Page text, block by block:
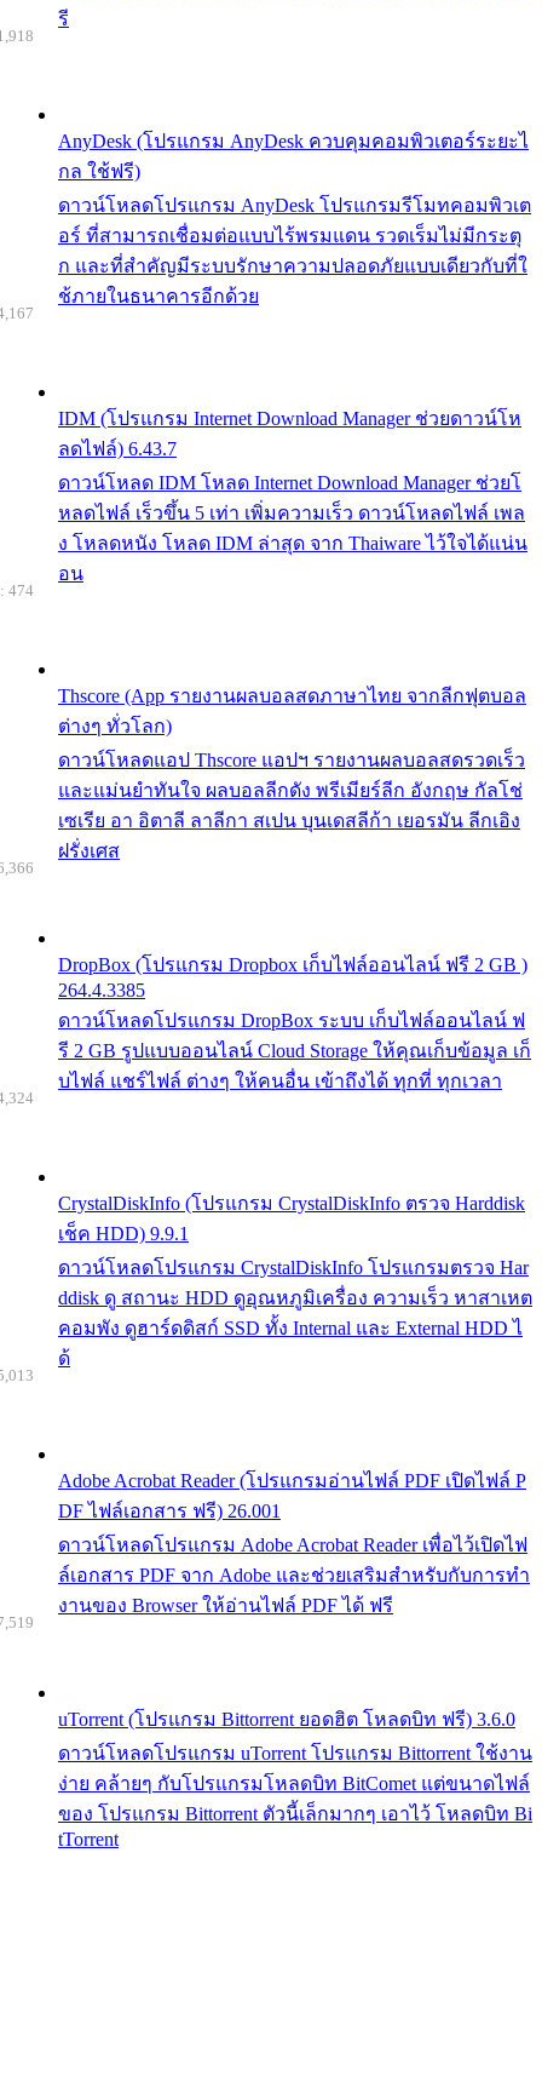
รี
AnyDesk (โปรแกรม AnyDesk ควบคุมคอมพิวเตอร์ระยะไ
กล ใช้ฟรี)
ดาวน์โหลดโปรแกรม AnyDesk โปรแกรมรีโมทคอมพิวเต
อร์ ที่สามารถเชื่อมต่อแบบไร้พรมแดน รวดเร็มไม่มีกระตุ
ก และที่สำคัญมีระบบรักษาความปลอดภัยแบบเดียวกับที่ใ
ช้ภายในธนาคารอีกด้วย
IDM (โปรแกรม Internet Download Manager ช่วยดาวน์โห
ลดไฟล์) 6.43.7
ดาวน์โหลด IDM โหลด Internet Download Manager ช่วยโ
หลดไฟล์ เร็วขึ้น 5 เท่า เพิ่มความเร็ว ดาวน์โหลดไฟล์ เพล
ง โหลดหนัง โหลด IDM ล่าสุด จาก Thaiware ไว้ใจได้แน่น
อน
Thscore (App รายงานผลบอลสดภาษาไทย จากลีกฟุตบอล
ต่างๆ ทั่วโลก)
ดาวน์โหลดแอป Thscore แอปฯ รายงานผลบอลสดรวดเร็ว
และแม่นยำทันใจ ผลบอลลีกดัง พรีเมียร์ลีก อังกฤษ กัลโช่
เซเรีย อา อิตาลี ลาลีกา สเปน บุนเดสลีก้า เยอรมัน ลีกเอิง
ฝรั่งเศส
474
DropBox (โปรแกรม Dropbox เก็บไฟล์ออนไลน์ ฟรี 2 GB )
264.4.3385
ดาวน์โหลดโปรแกรม DropBox ระบบ เก็บไฟล์ออนไลน์ ฟ
รี 2 GB รูปแบบออนไลน์ Cloud Storage ให้คุณเก็บข้อมูล เก็
บไฟล์ แชร์ไฟล์ ต่างๆ ให้คนอื่น เข้าถึงได้ ทุกที่ ทุกเวลา
CrystalDiskInfo (โปรแกรม CrystalDiskInfo ตรวจ Harddisk
เช็ค HDD) 9.9.1
ดาวน์โหลดโปรแกรม CrystalDiskInfo โปรแกรมตรวจ Har
ddisk ดู สถานะ HDD ดูอุณหภูมิเครื่อง ความเร็ว หาสาเหต
คอมพัง ดูฮาร์ดดิสก์ SSD ทั้ง Internal และ External HDD ไ
ด้
Adobe Acrobat Reader (โปรแกรมอ่านไฟล์ PDF เปิดไฟล์ P
DF ไฟล์เอกสาร ฟรี) 26.001
ดาวน์โหลดโปรแกรม Adobe Acrobat Reader เพื่อไว้เปิดไฟ
ล์เอกสาร PDF จาก Adobe และช่วยเสริมสำหรับกับการทำ
งานของ Browser ให้อ่านไฟล์ PDF ได้ ฟรี
uTorrent (โปรแกรม Bittorrent ยอดฮิต โหลดบิท ฟรี) 3.6.0
ดาวน์โหลดโปรแกรม uTorrent โปรแกรม Bittorrent ใช้งาน
ง่าย คล้ายๆ กับโปรแกรมโหลดบิท BitComet แต่ขนาดไฟล์
ของ โปรแกรม Bittorrent ตัวนี้เล็กมากๆ เอาไว้ โหลดบิท Bi
tTorrent